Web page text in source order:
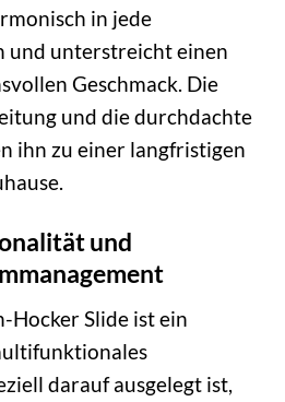
in jede
und unterstreicht einen
Geschmack. Die
und die durchdachte
ihn zu einer langfristigen
und
Hocker Slide ist ein
darauf ausgelegt ist,